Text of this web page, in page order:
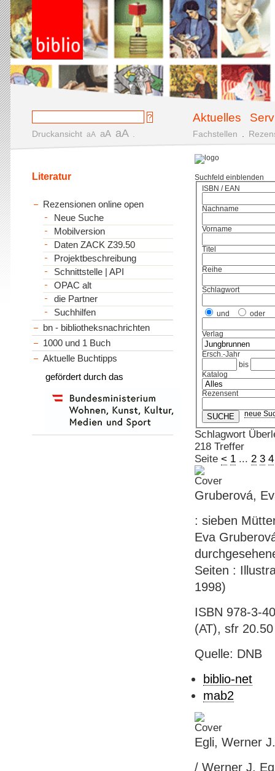
Aktuelles
Druckansicht aA aA aA Fachstellen
Suchfeld einblenden
ISBN / EAN
Nachname
Vorname
Titel
Reihe
Schlagwort
und oder
Verlag
Ersch.-Jahr
bis
Katalog
Rezensent
neue
Schlagwort
218 Treffer
Seite < 1... 2 3 4
Gruberová,
: sieben
Eva
Seiten :
1998)
ISBN 978-3-
(AT), sfr
Quelle: DNB
biblio-net
mab2
Egli, Werner
/ Werner J.
Literatur
Rezensionen online open
Neue Suche
Mobilversion
Daten ZACK Z39.50
Projektbeschreibung
Schnittstelle | API
OPAC alt
die Partner
Suchhilfen
bn - bibliotheksnachrichten
1000 und 1 Buch
Aktuelle Buchtipps
gefördert durch das